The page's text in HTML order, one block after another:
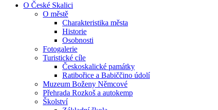
O České Skalici
O městě
Charakteristika města
Historie
Osobnosti
Fotogalerie
Turistické cíle
Českoskalické památky
Ratibořice a Babiččino údolí
Muzeum Boženy Němcové
Přehrada Rozkoš a autokemp
Školství